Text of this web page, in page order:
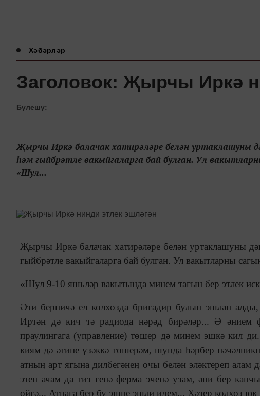
Хәбәрләр
Заголовок: Җырчы Иркә
Бүлешү:
Җырчы Иркә балачак хатирәләре белән уртаклашуны
һәм гыйбрәтле вакыйгаларга бай булган. Ул
«Шул...
Җырчы Иркә балачак хатирәләре белән уртаклашуны
гыйбрәтле вакыйгаларга бай булган. Ул вакытларны
«Шул 9-10 яшьләр вакытында минем тагын бер этлек
Әти берничә ел колхозда бригадир булып эшләп
Иртән дә кич тә радиода нәрәд бирәләр... Ә әнием
праулингага (управление) төшер дә минем эшкә кил
киям дә әтине үзәккә төшерәм, шунда һәрбер
атның арт ягына дилбегәнең очы белән эләктереп
этеп ачам да тиз генә ферма эченә узам, әни бер
өйгә... Атнага бер бу эшне эшли идем... Хәзер колхоз